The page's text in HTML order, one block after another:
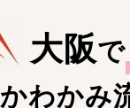
大阪 で
かわかみ